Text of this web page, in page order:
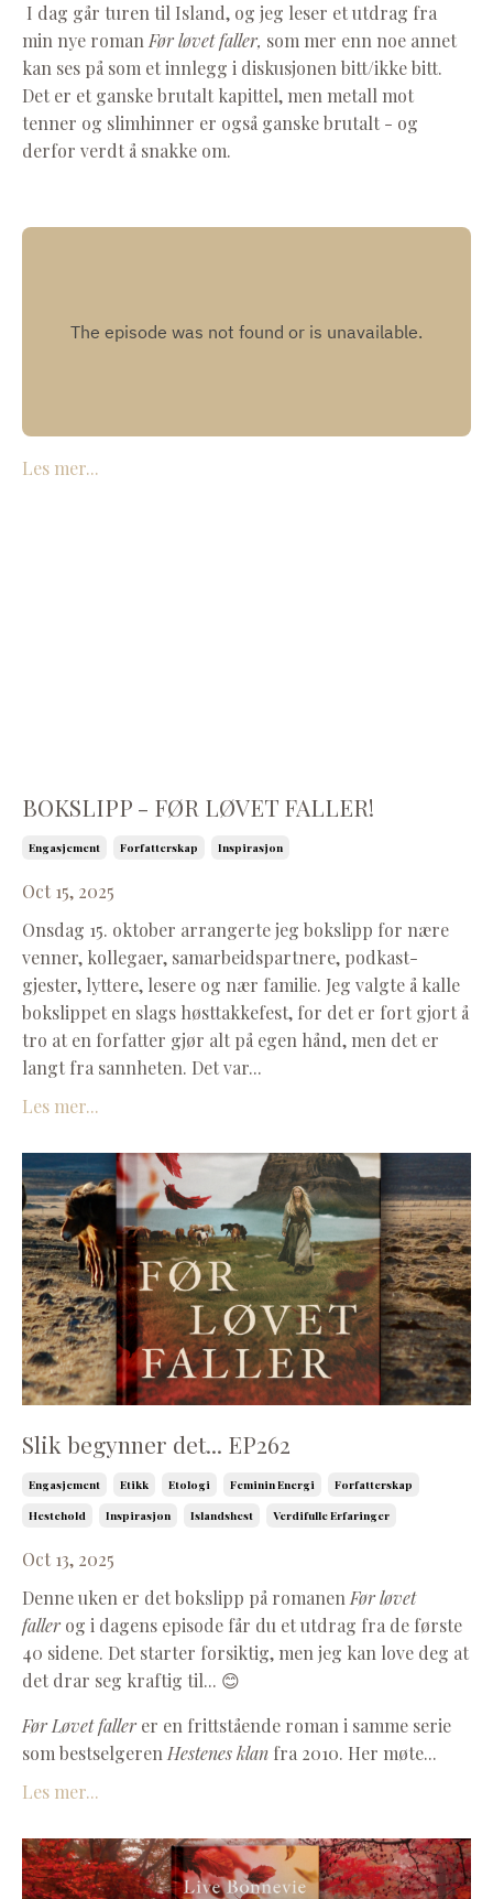
I dag går turen til Island, og jeg leser et utdrag fra
min nye romanFør løvet faller, som mer enn noe annet
kan ses på som et innlegg i diskusjonen bitt/ikke bitt.
Det er et ganske brutalt kapittel, men metall mot
tenner og slimhinner er også ganske brutalt - og
derfor verdt å snakke om.
Les mer...
BOKSLIPP - FØR LØVET FALLER!
Engasjement Forfatterskap Inspirasjon
Oct 15, 2025
Onsdag 15. oktober arrangerte jeg bokslipp for nære
venner, kollegaer, samarbeidspartnere, podkast-
gjester, lyttere, lesere og nær familie. Jeg valgte å kalle
bokslippet en slags høsttakkefest, for det er fort gjort å
tro at en forfatter gjør alt på egen hånd, men det er
langt fra sannheten. Det var...
Les mer...
Slik begynner det... EP262
Engasjement Etikk Etologi Feminin Energi
Forfatterskap
Hestehold
Inspirasjon Islandshest Verdifulle Erfaringer
Oct 13, 2025
Denne uken er det bokslipp på romanenFør løvet
faller og i dagens episode får du et utdrag fra de første
40 sidene. Det starter forsiktig, men jeg kan love deg at
det drar seg kraftig til... 😊
Før Løvet faller er en frittstående roman i samme serie
som bestselgerenHestenes klan fra 2010. Her møte...
Les mer...